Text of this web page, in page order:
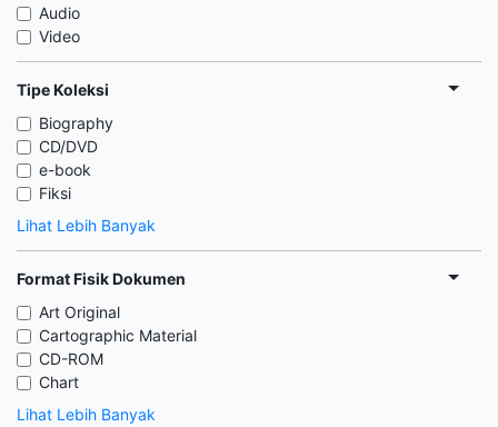
Audio
Video
Tipe Koleksi
Biography
CD/DVD
e-book
Fiksi
Lihat Lebih Banyak
Format Fisik Dokumen
Art Original
Cartographic Material
CD-ROM
Chart
Lihat Lebih Banyak